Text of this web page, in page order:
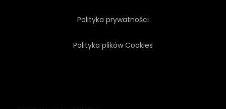
Polityka prywatności
Polityka plików Cookies